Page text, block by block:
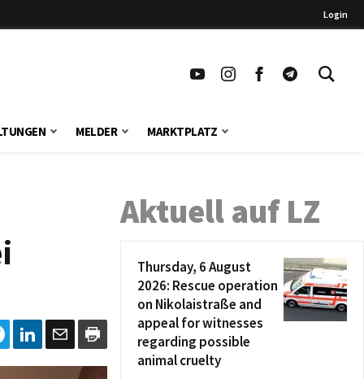
Login
MELDER MARKTPLATZ
Aktuell auf LZ
Thursday, 6 August
2026: Rescue operation
on Nikolaistraße and
appeal for witnesses
regarding possible
animal cruelty